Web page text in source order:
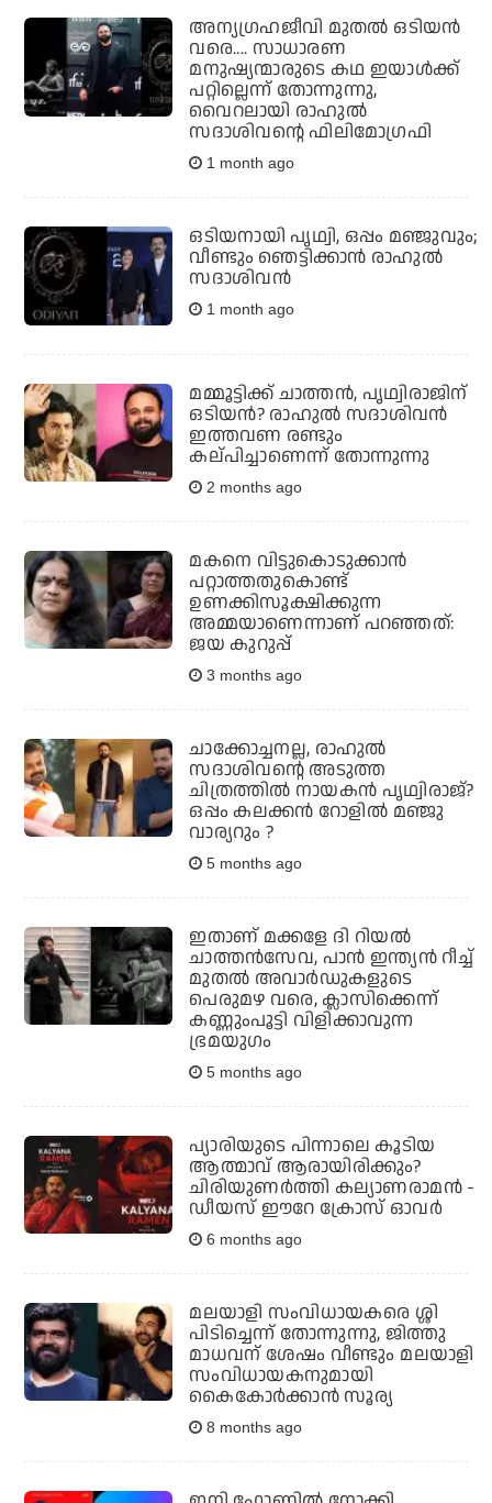
അന്യഗ്രഹജീവി മുതല്‍ ഒടിയന്‍
വരെ.... സാധാരണ
മനുഷ്യന്മാരുടെ കഥ ഇയാള്‍ക്ക്
പറ്റില്ലെന്ന് തോന്നുന്നു,
വൈറലായി രാഹുല്‍
സദാശിവന്റെ ഫിലിമോഗ്രഫി
1 month ago
ഒടിയനായി പൃഥ്വി, ഒപ്പം മഞ്ജുവും;
വീണ്ടും ഞെട്ടിക്കാന്‍ രാഹുല്‍
സദാശിവന്‍
1 month ago
മമ്മൂട്ടിക്ക് ചാത്തന്‍, പൃഥ്വിരാജിന്
ഒടിയന്‍? രാഹുല്‍ സദാശിവന്‍
ഇത്തവണ രണ്ടും
കല്പിച്ചാണെന്ന് തോന്നുന്നു
2 months ago
മകനെ വിട്ടുകൊടുക്കാന്‍
പറ്റാത്തതുകൊണ്ട്
ഉണക്കിസൂക്ഷിക്കുന്ന
അമ്മയാണെന്നാണ് പറഞ്ഞത്:
ജയ കുറുപ്പ്
3 months ago
ചാക്കോച്ചനല്ല, രാഹുല്‍
സദാശിവന്റെ അടുത്ത
ചിത്രത്തില്‍ നായകന്‍ പൃഥ്വിരാജ്?
ഒപ്പം കലക്കന്‍ റോളില്‍ മഞ്ജു
വാര്യറും ?
5 months ago
ഇതാണ് മക്കളേ ദി റിയല്‍
ചാത്തന്‍സേവ, പാന്‍ ഇന്ത്യന്‍ റീച്ച്
മുതല്‍ അവാര്‍ഡുകളുടെ
പെരുമഴ വരെ, ക്ലാസിക്കെന്ന്
കണ്ണുംപൂട്ടി വിളിക്കാവുന്ന
ഭ്രമയുഗം
5 months ago
പ്യാരിയുടെ പിന്നാലെ കൂടിയ
ആത്മാവ് ആരായിരിക്കും?
ചിരിയുണര്‍ത്തി കല്യാണരാമന്‍ -
ഡീയസ് ഈറേ ക്രോസ് ഓവര്‍
6 months ago
മലയാളി സംവിധായകരെ ശ്ശി
പിടിച്ചെന്ന് തോന്നുന്നു, ജിത്തു
മാധവന് ശേഷം വീണ്ടും മലയാളി
സംവിധായകനുമായി
കൈകോര്‍ക്കാന്‍ സൂര്യ
8 months ago